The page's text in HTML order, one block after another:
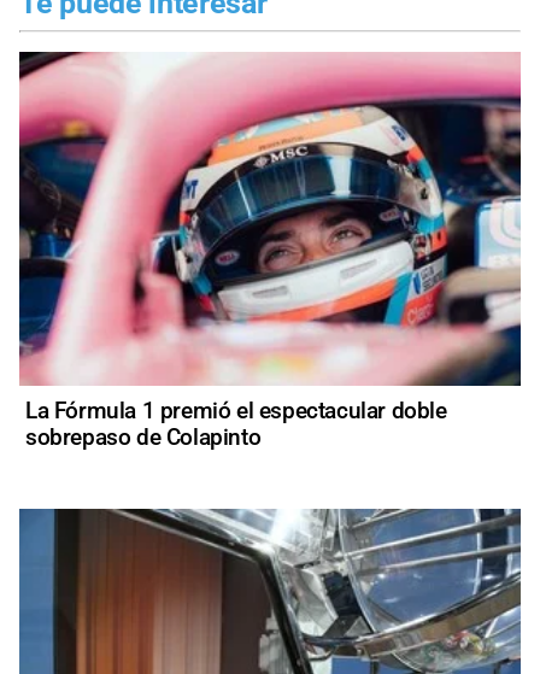
La Fórmula 1 premió el espectacular doble
sobrepaso de Colapinto